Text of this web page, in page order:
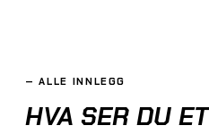
—ALLE INNLEGG
HVA SER DU